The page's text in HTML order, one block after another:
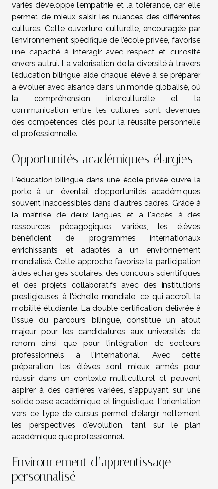
variés développe l’empathie et la tolérance, car elle
permet de mieux saisir les nuances des différentes
cultures. Cette ouverture culturelle, encouragée par
l’environnement spécifique de l’école privée, favorise
une capacité à interagir avec respect et curiosité
envers autrui. La valorisation de la diversité à travers
l’éducation bilingue aide chaque élève à se préparer
à évoluer avec aisance dans un monde globalisé, où
la compréhension interculturelle et la
communication entre les cultures sont devenues
des compétences clés pour la réussite personnelle
et professionnelle.
Opportunités académiques élargies
L'éducation bilingue dans une école privée ouvre la
porte à un éventail d'opportunités académiques
souvent inaccessibles dans d'autres cadres. Grâce à
la maîtrise de deux langues et à l'accès à des
ressources pédagogiques variées, les élèves
bénéficient de programmes internationaux
enrichissants et adaptés à un environnement
mondialisé. Cette approche favorise la participation
à des échanges scolaires, des concours scientifiques
et des projets collaboratifs avec des institutions
prestigieuses à l'échelle mondiale, ce qui accroît la
mobilité étudiante. La double certification, délivrée à
l'issue du parcours bilingue, constitue un atout
majeur pour les candidatures aux universités de
renom ainsi que pour l'intégration de secteurs
professionnels à l'international. Avec cette
préparation, les élèves sont mieux armés pour
réussir dans un contexte multiculturel et peuvent
aspirer à des carrières variées, s'appuyant sur une
solide base académique et linguistique. L'orientation
vers ce type de cursus permet d'élargir nettement
les perspectives d'évolution, tant sur le plan
académique que professionnel.
Environnement d’apprentissage
personnalisé